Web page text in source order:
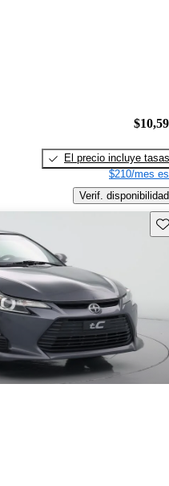
El precio incluye tasas
$210/mes
Verif. disponibilidad